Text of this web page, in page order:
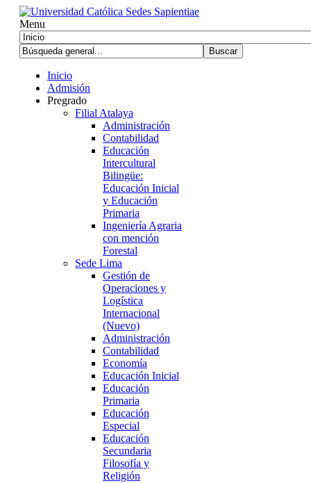
Menu
Inicio
Admisión
Pregrado
Filial Atalaya
Administración
Contabilidad
Educación
Intercultural
Bilingüe:
Educación Inicial
y Educación
Primaria
Ingeniería Agraria
con mención
Forestal
Sede Lima
Gestión de
Operaciones y
Logística
Internacional
(Nuevo)
Administración
Contabilidad
Economía
Educación Inicial
Educación
Primaria
Educación
Especial
Educación
Secundaria
Filosofía y
Religión